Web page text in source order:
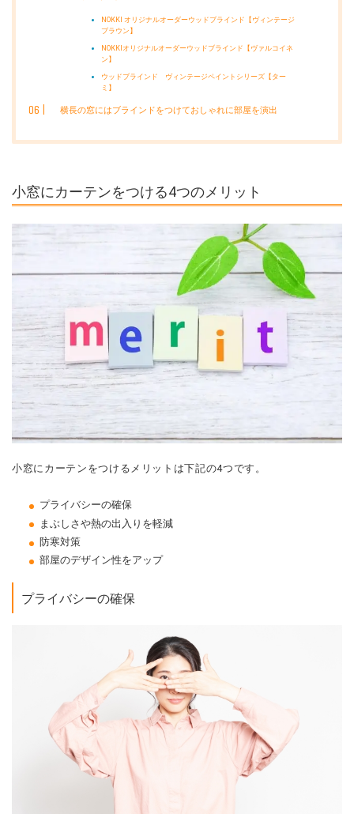
NOKKI オリジナルオーダーウッドブラインド【ヴィンテージ
ブラウン】
NOKKIオリジナルオーダーウッドブラインド【ヴァルコイネ
ン】
ウッドブラインド ヴィンテージペイントシリーズ【ター
ミ】
横長の窓にはブラインドをつけておしゃれに部屋を演出
小窓にカーテンをつける4つのメリット
小窓にカーテンをつけるメリットは下記の4つです。
プライバシーの確保
まぶしさや熱の出入りを軽減
防寒対策
部屋のデザイン性をアップ
プライバシーの確保